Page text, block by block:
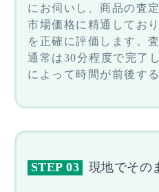
にお伺いし、商品の査
市場価格に精通してお
を正確に評価します。
通常は30分程度で完了
によって時間が前後す
STEP 03 現地でその